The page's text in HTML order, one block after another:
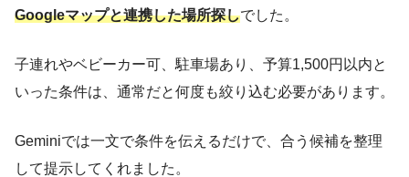
Googleマップと連携した場所探しでした。
子連れやベビーカー可、駐車場あり、予算1,500円以内と
いった条件は、通常だと何度も絞り込む必要があります。
Geminiでは一文で条件を伝えるだけで、合う候補を整理
して提示してくれました。